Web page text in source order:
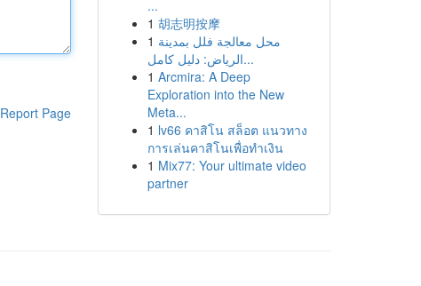
Report Page
...
1 胡志明按摩
1 محل معالجة فلل بمدينة
الرياض: دليل كامل...
1 Arcmira: A Deep
Exploration into the New
Meta...
1 lv66 คาสิโน สล็อต แนวทาง
การเล่นคาสิโนเพื่อทำเงิน
1 Mix77: Your ultimate video
partner